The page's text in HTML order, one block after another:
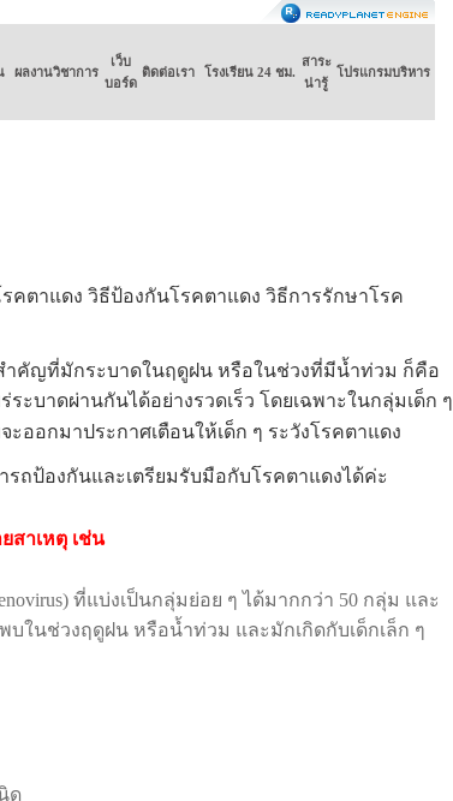
ผลงานวิชาการ
เว็บ
บอร์ด
ติดต่อเรา โรงเรียน 24 ชม.
สาระ
น่ารู้
โปรแกรมบริหาร
ตาแดง วิธีป้องกันโรคตาแดง วิธีการรักษาโรค
ญที่มักระบาดในฤดูฝน หรือในช่วงที่มีน้ำท่วม ก็คือ
ะบาดผ่านกันได้อย่างรวดเร็ว โดยเฉพาะในกลุ่มเด็ก ๆ
อกมาประกาศเตือนให้เด็ก ๆ ระวังโรคตาแดง
ป้องกันและเตรียมรับมือกับโรคตาแดงได้ค่ะ
สาเหตุ เช่น
ที่แบ่งเป็นกลุ่มย่อย ๆ ได้มากกว่า 50 กลุ่ม และ
ในช่วงฤดูฝน หรือน้ำท่วม และมักเกิดกับเด็กเล็ก ๆ
ด